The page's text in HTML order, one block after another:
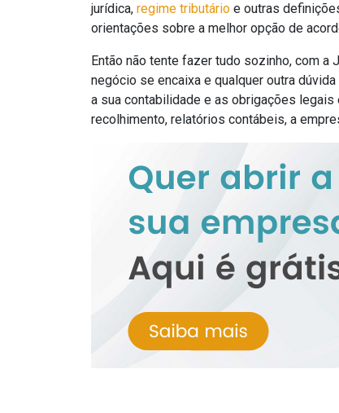
jurídica, regime tributário e outras
orientações sobre a melhor opção de
Então não tente fazer tudo sozinho, com a
negócio se encaixa e qualquer outra
a sua contabilidade e as obrigações legais
recolhimento, relatórios contábeis, a